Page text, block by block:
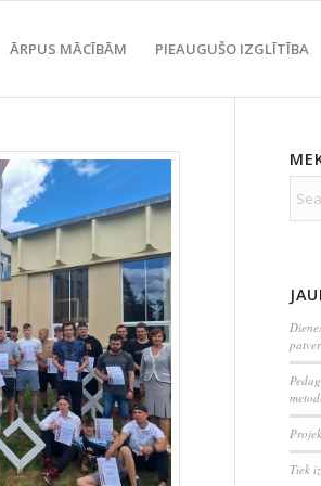
ĀRPUS MĀCĪBĀM PIEAUGUŠO IZGLĪTĪBA
Tiek